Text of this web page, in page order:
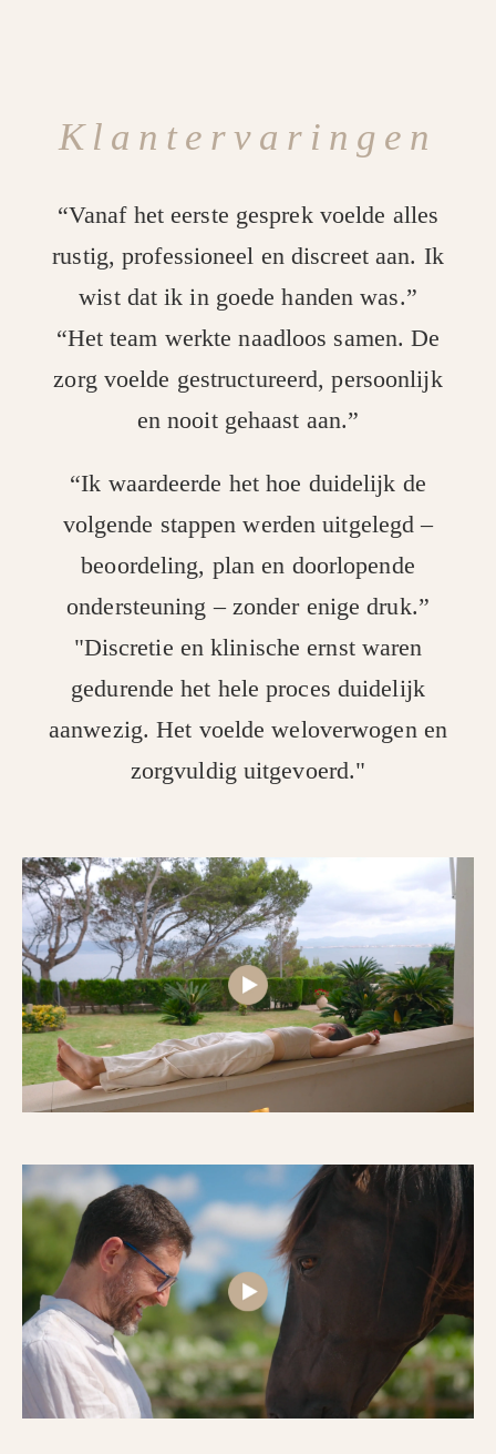
Klantervaringen
“Vanaf het eerste gesprek voelde alles
rustig, professioneel en discreet aan. Ik
wist dat ik in goede handen was.”
“Het team werkte naadloos samen. De
zorg voelde gestructureerd, persoonlijk
en nooit gehaast aan.”
“Ik waardeerde het hoe duidelijk de
volgende stappen werden uitgelegd –
beoordeling, plan en doorlopende
ondersteuning – zonder enige druk.”
"Discretie en klinische ernst waren
gedurende het hele proces duidelijk
aanwezig. Het voelde weloverwogen en
zorgvuldig uitgevoerd."